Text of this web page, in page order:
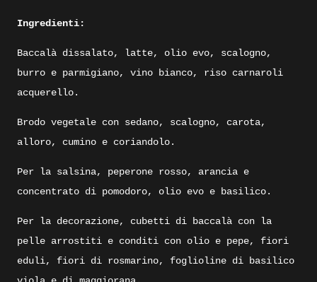
Ingredienti:
Baccalà dissalato, latte, olio evo, scalogno,
burro e parmigiano, vino bianco, riso carnaroli
acquerello.
Brodo vegetale con sedano, scalogno, carota,
alloro, cumino e coriandolo.
Per la salsina, peperone rosso, arancia e
concentrato di pomodoro, olio evo e basilico.
Per la decorazione, cubetti di baccalà con la
pelle arrostiti e conditi con olio e pepe, fiori
eduli, fiori di rosmarino, foglioline di basilico